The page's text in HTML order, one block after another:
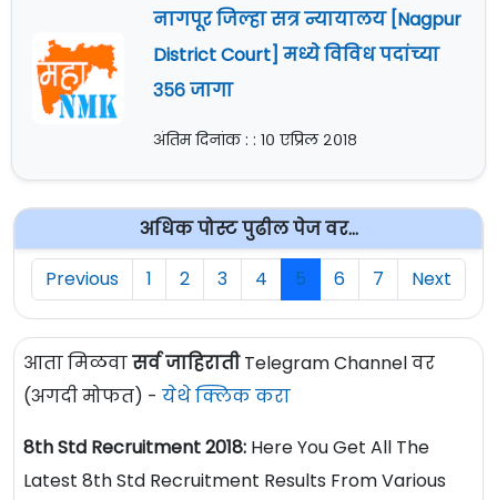
नागपूर जिल्हा सत्र न्यायालय [Nagpur
District Court] मध्ये विविध पदांच्या
३५६ जागा
अंतिम दिनांक : : १० एप्रिल २०१८
अधिक पोस्ट पुढील पेज वर...
Previous
1 2 3 4 5 6 7 Next
आता मिळवासर्व जाहिरातीTelegram Channel वर
(अगदी मोफत) - येथे क्लिक करा
8th Std Recruitment 2018: Here You Get All The
Latest 8th Std Recruitment Results From Various